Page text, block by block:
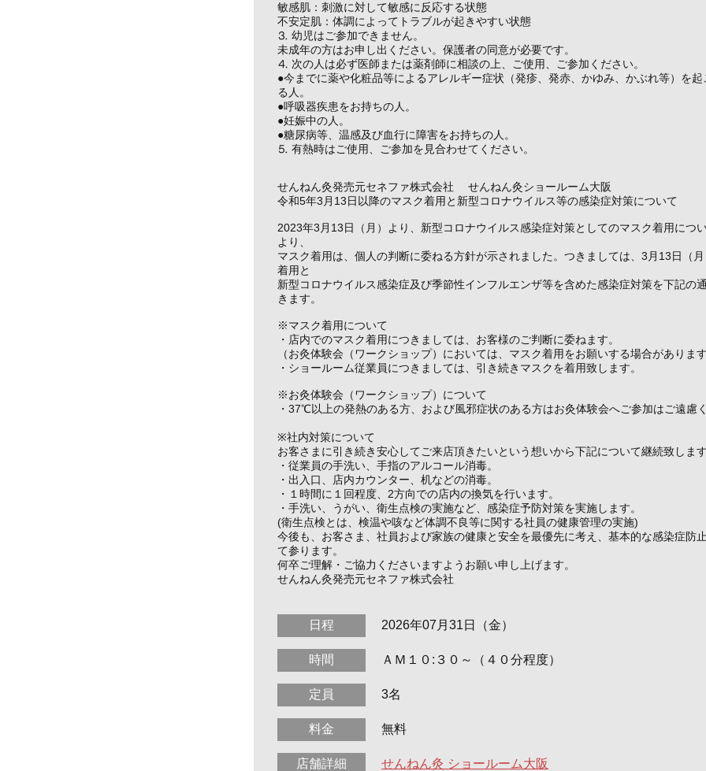
敏感肌：刺激に対して敏感に反応する状態
不安定肌：体調によってトラブルが起きやすい状態
⒊ 幼児はご参加できません。
未成年の方はお申し出ください。保護者の同意が必要です。
⒋ 次の人は必ず医師または薬剤師に相談の上、ご使用、ご参加ください。
●今までに薬や化粧品等によるアレルギー症状（発疹、発赤、かゆみ、かぶれ等）を
る人。
●呼吸器疾患をお持ちの人。
●妊娠中の人。
●糖尿病等、温感及び血行に障害をお持ちの人。
⒌ 有熱時はご使用、ご参加を見合わせてください。
せんねん灸発売元セネファ株式会社 せんねん灸ショールーム大阪
令和5年3月13日以降のマスク着用と新型コロナウイルス等の感染症対策について
2023年3月13日（月）より、新型コロナウイルス感染症対策としてのマスク着用につ
より、
マスク着用は、個人の判断に委ねる方針が示されました。つきましては、3月13日（
着用と
新型コロナウイルス感染症及び季節性インフルエンザ等を含めた感染症対策を下記の
きます。
※マスク着用について
・店内でのマスク着用につきましては、お客様のご判断に委ねます。
（お灸体験会（ワークショップ）においては、マスク着用をお願いする場合がありま
・ショールーム従業員につきましては、引き続きマスクを着用致します。
※お灸体験会（ワークショップ）について
・37℃以上の発熱のある方、および風邪症状のある方はお灸体験会へご参加はご遠慮
※社内対策について
お客さまに引き続き安心してご来店頂きたいという想いから下記について継続致しま
・従業員の手洗い、手指のアルコール消毒。
・出入口、店内カウンター、机などの消毒。
・１時間に１回程度、2方向での店内の換気を行います。
・手洗い、うがい、衛生点検の実施など、感染症予防対策を実施します。
(衛生点検とは、検温や咳など体調不良等に関する社員の健康管理の実施)
今後も、お客さま、社員および家族の健康と安全を最優先に考え、基本的な感染症防
て参ります。
何卒ご理解・ご協力くださいますようお願い申し上げます。
せんねん灸発売元セネファ株式会社
日程 2026年07月31日（金）
時間 ＡＭ１０:３０～（４０分程度）
定員 3名
料金 無料
店舗詳細 せんねん灸 ショールーム大阪